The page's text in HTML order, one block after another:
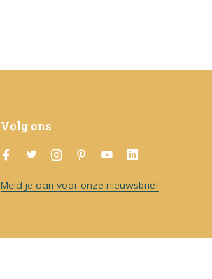
Volg ons
Meld je aan voor onze nieuwsbrief